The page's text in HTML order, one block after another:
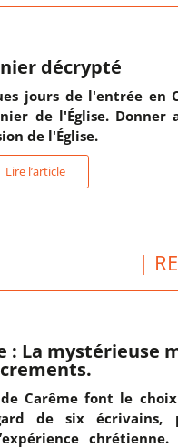
décrypté
jours de l'entrée en
de l'Église. Donner
de l'Église.
Lire l’article
|
: La mystérieuse
Carême font le
de six écrivains,
chrétienne.